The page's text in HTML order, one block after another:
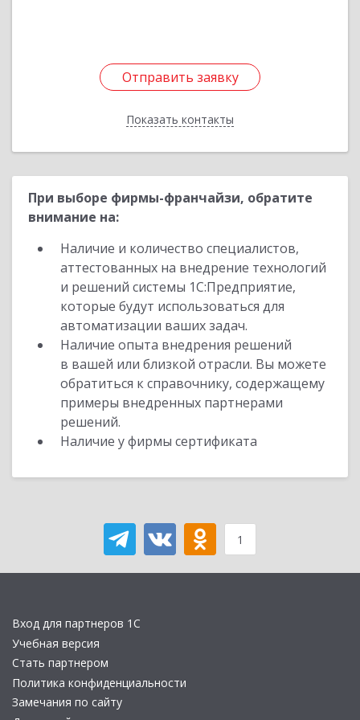
Отправить заявку
Показать контакты
Отправить заявку
Назад
При выборе фирмы-франчайзи, обратите
внимание на:
Наличие и количество специалистов,
аттестованных на внедрение технологий
и решений системы 1С:Предприятие,
которые будут использоваться для
автоматизации ваших задач.
Наличие опыта внедрения решений
в вашей или близкой отрасли. Вы можете
обратиться к справочнику, содержащему
примеры внедренных партнерами
решений.
Наличие у фирмы сертификата
1
Вход для партнеров 1С
Учебная версия
Стать партнером
Политика конфиденциальности
Замечания по сайту